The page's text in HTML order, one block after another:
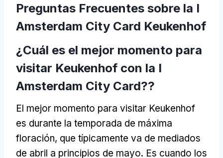
Preguntas Frecuentes sobre la I
Amsterdam City Card Keukenhof
¿Cuál es el mejor momento para
visitar Keukenhof con la I
Amsterdam City Card??
El mejor momento para visitar Keukenhof
es durante la temporada de máxima
floración, que típicamente va de mediados
de abril a principios de mayo. Es cuando los